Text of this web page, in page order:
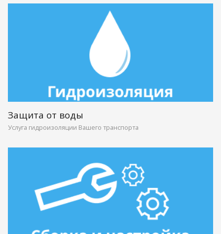
Защита от воды
Услуга гидроизоляции Вашего транспорта